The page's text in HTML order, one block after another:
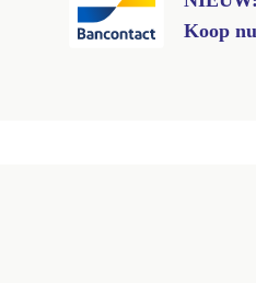
Koop